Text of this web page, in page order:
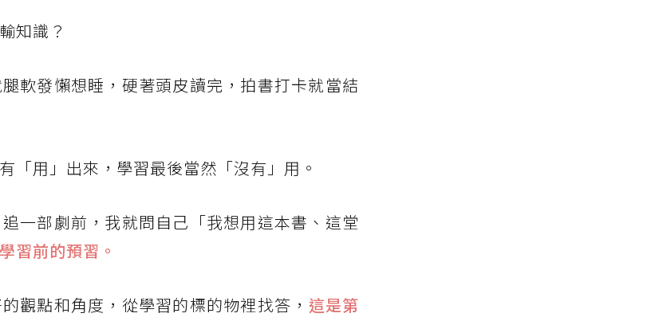
知識？
軟發懶想睡，硬著頭皮讀完，拍書打卡就當結
「用」出來，學習最後當然「沒有」用。
一部劇前，我就問自己「我想用這本書、這堂
習前的預習。
觀點和角度，從學習的標的物裡找答， 這是第